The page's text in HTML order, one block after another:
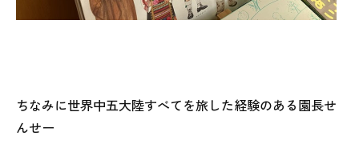
ちなみに世界中五大陸すべてを旅した経験のある園長せ
んせー